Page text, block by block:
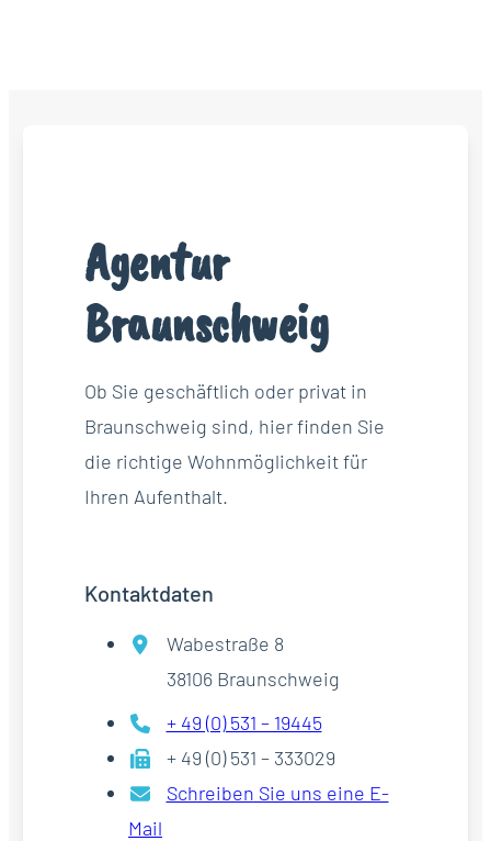
Agentur
Braunschweig
Ob Sie geschäftlich oder privat in
Braunschweig sind, hier finden Sie
die richtige Wohnmöglichkeit für
Ihren Aufenthalt.
Kontaktdaten
Wabestraße 8
38106 Braunschweig
+ 49 (0) 531 – 19445
+ 49 (0) 531 – 333029
Schreiben Sie uns eine E-
Mail